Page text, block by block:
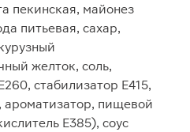
пекинская, майонез
питьевая, сахар,
желток, соль,
стабилизатор Е415,
ароматизатор, пищевой
Е385), соус